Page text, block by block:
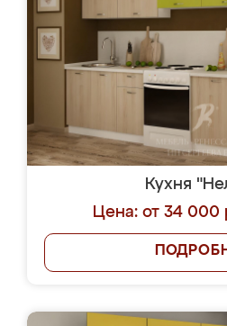
Кухня
Цена: от 34 000